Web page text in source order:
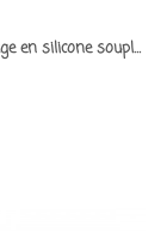
Seau de plage en silicone souple "Scrunch bleu"